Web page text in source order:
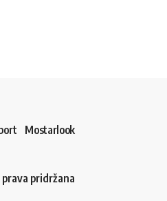
Mostarlook
pridržana